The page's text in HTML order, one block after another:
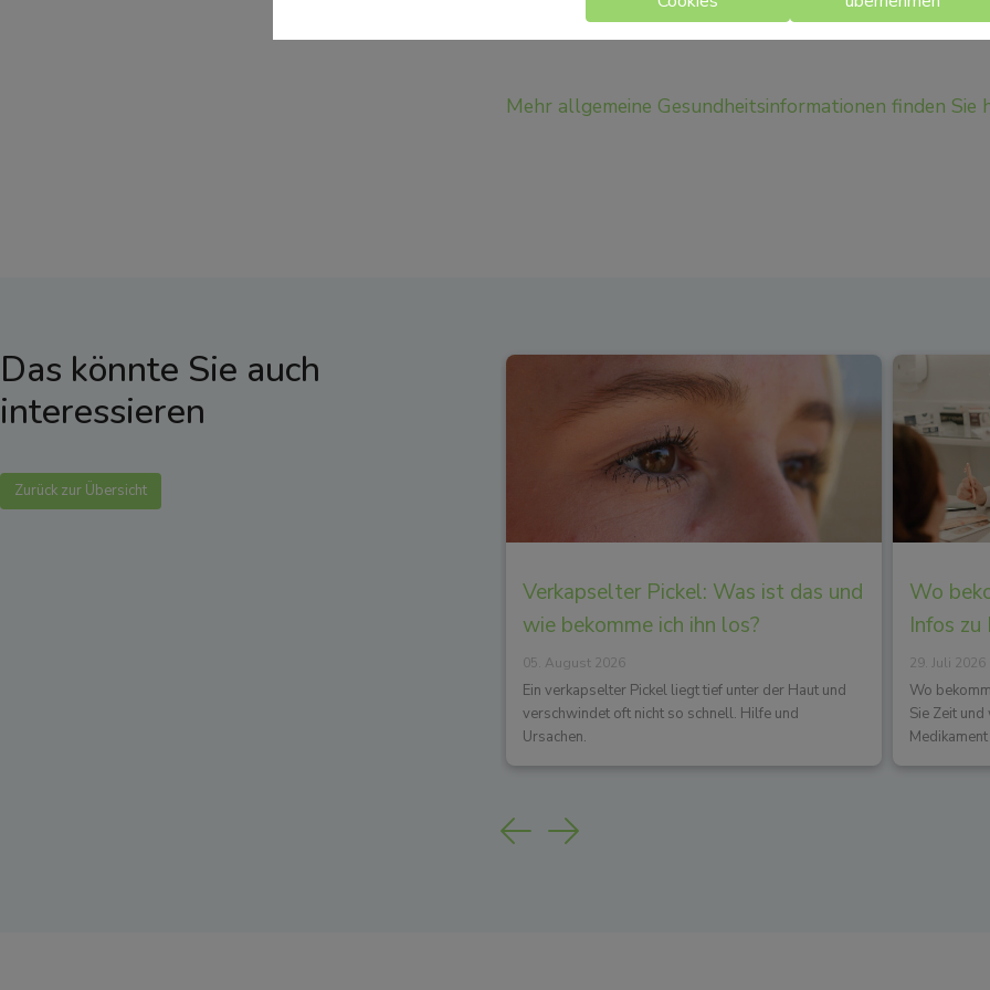
schnell der Notarzt geholt werden.
Mehr allgemeine Gesundheitsinformationen finden Sie
Das könnte Sie auch
interessieren
Zurück zur Übersicht
Verkapselter Pickel: Was ist das und
wie bekomme ich ihn los?
05. August 2026
Ein verkapselter Pickel liegt tief unter der Haut und
verschwindet oft nicht so schnell. Hilfe und
Ursachen.
Wo
Infos
29. Juli 2026
Wo
Sie Zeit
Previous
Next